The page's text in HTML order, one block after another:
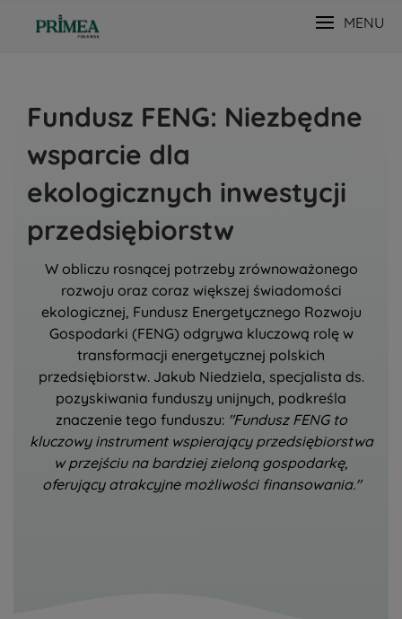
MENU
Fundusz FENG: Niezbędne
wsparcie dla
ekologicznych inwestycji
przedsiębiorstw
W obliczu rosnącej potrzeby zrównoważonego
rozwoju oraz coraz większej świadomości
ekologicznej, Fundusz Energetycznego Rozwoju
Gospodarki (FENG) odgrywa kluczową rolę w
transformacji energetycznej polskich
przedsiębiorstw. Jakub Niedziela, specjalista ds.
pozyskiwania funduszy unijnych, podkreśla
znaczenie tego funduszu: "Fundusz FENG to
kluczowy instrument wspierający przedsiębiorstwa
w przejściu na bardziej zieloną gospodarkę,
oferujący atrakcyjne możliwości finansowania."